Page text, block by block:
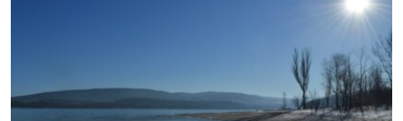
ВІДЕОУРОКИ «ELIFBE»